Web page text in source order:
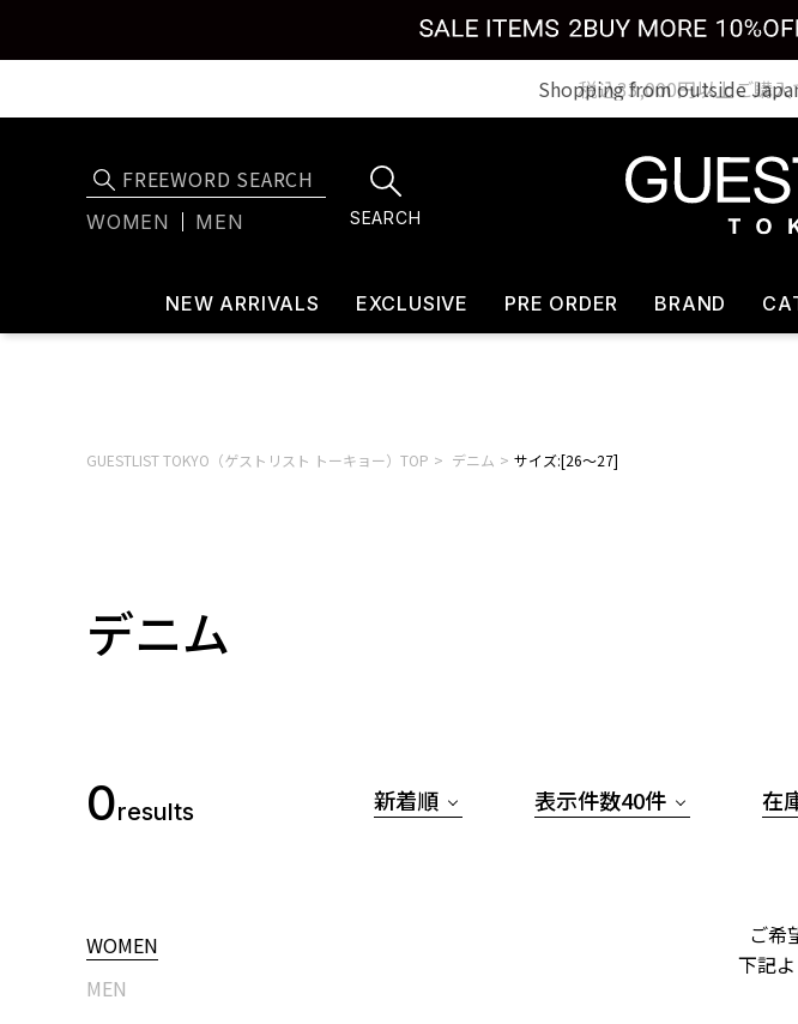
税込33,000円以上ご購
WOMEN MEN SEARCH
NEW ARRIVALS EXCLUSIVE PRE ORDER BRAND
GUESTLIST TOKYO（ゲストリスト トーキョー）TOP デニム サイズ:[26～27]
デニム
0results
WOMEN
MEN
新着順 表示件数40件 在
ご希
下記